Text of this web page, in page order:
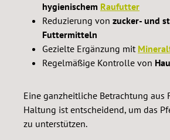
hygienischem Raufutter
Reduzierung von zucker- und
Futtermitteln
Gezielte Ergänzung mit
Regelmäßige Kontrolle von
Eine ganzheitliche Betrachtung aus
Haltung ist entscheidend, um das
zu unterstützen.